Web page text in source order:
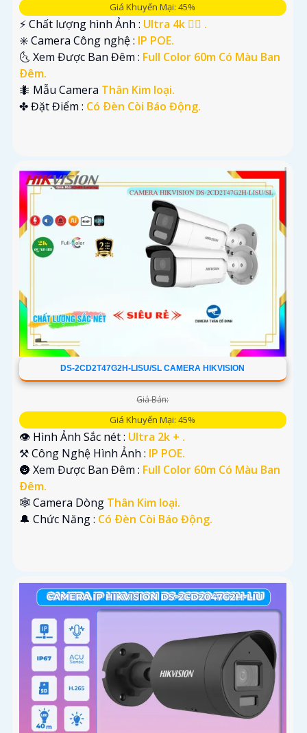
Giá Khuyến Mại: 45%
️⚡ Chất lượng hình Ảnh : Ultra 4k 👍🏾 .
✳️ Camera Công nghệ : IP POE.
🌜 Xem Được Ban Đêm : Full Color 60m Có Màu Ban
Ðêm.
🐜 Mẫu Camera Thân Kim loại.
️✤ Đặt Điểm : Có Ðèn Còi Báo Động.
DS-2CD2T47G2H-LISU/SL CAMERA HIKVISION
Giá Bán:
Giá Khuyến Mại: 45%
👁 Hình Ảnh Sắc nét : Ultra 2k + .
⚒ Công Nghệ Hình Ảnh : IP POE.
🌚 Xem Được Ban Đêm : Full Color 60m Có Màu Ban
Ðêm.
🕸️ Camera Dòng Thân Kim loại.
️🔔 Chức Năng : Có Ðèn Còi Báo Động.